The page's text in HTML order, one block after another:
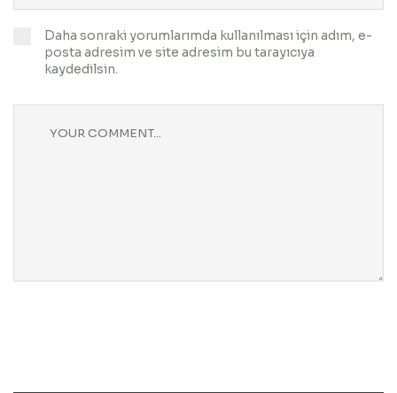
Daha sonraki yorumlarımda kullanılması için adım, e-
posta adresim ve site adresim bu tarayıcıya
kaydedilsin.